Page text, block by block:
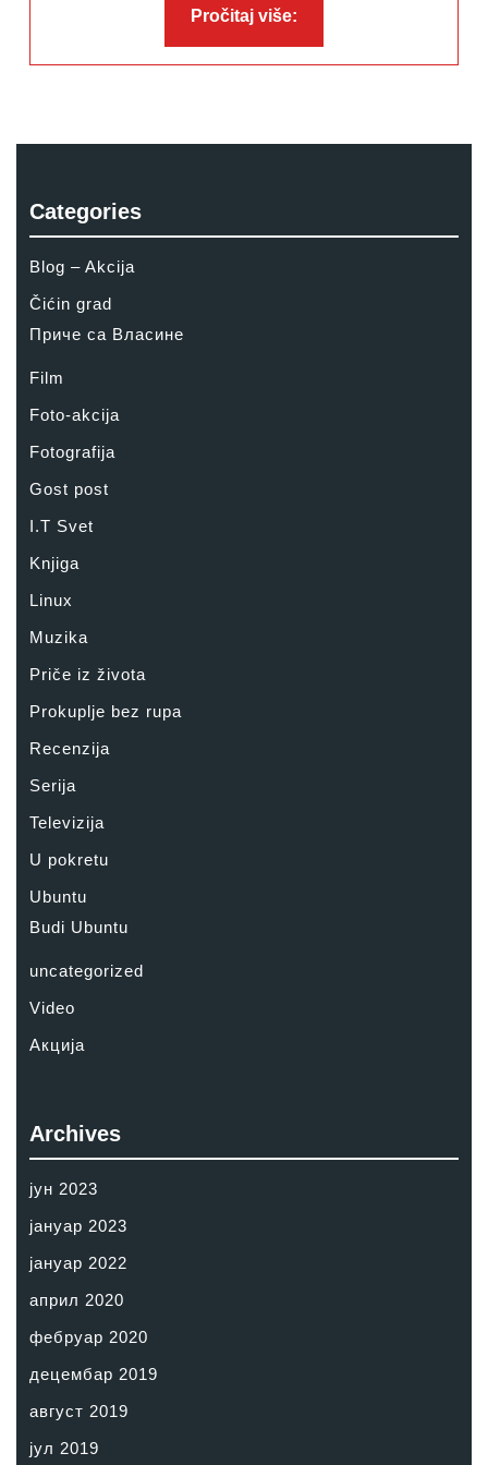
Pročitaj više:
Categories
Blog – Akcija
Čićin grad
Приче са Власине
Film
Foto-akcija
Fotografija
Gost post
I.T Svet
Knjiga
Linux
Muzika
Priče iz života
Prokuplje bez rupa
Recenzija
Serija
Televizija
U pokretu
Ubuntu
Budi Ubuntu
uncategorized
Video
Акција
Archives
јун 2023
јануар 2023
јануар 2022
април 2020
фебруар 2020
децембар 2019
август 2019
јул 2019